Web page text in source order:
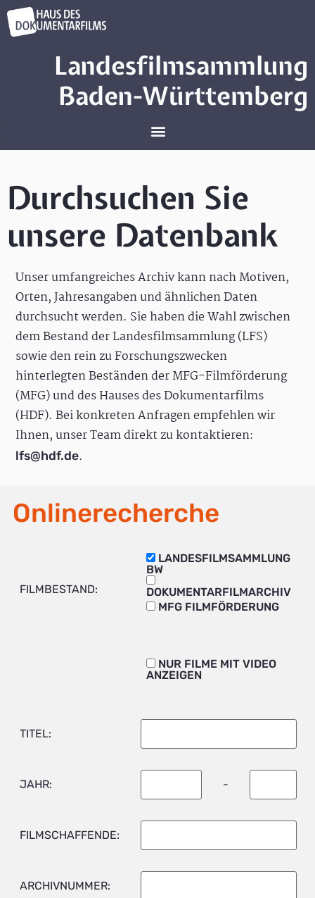
Landesfilmsammlung
Baden-Württemberg
Durchsuchen Sie
unsere Datenbank
Unser umfangreiches Archiv kann nach Motiven,
Orten, Jahresangaben und ähnlichen Daten
durchsucht werden. Sie haben die Wahl zwischen
dem Bestand der Landesfilmsammlung (LFS)
sowie den rein zu Forschungszwecken
hinterlegten Beständen der MFG-Filmförderung
(MFG) und des Hauses des Dokumentarfilms
(HDF). Bei konkreten Anfragen empfehlen wir
Ihnen, unser Team direkt zu kontaktieren:
lfs@hdf.de.
Onlinerecherche
FILMBESTAND:
LANDESFILMSAMMLUNG
BW
DOKUMENTARFILMARCHIV
MFG FILMFÖRDERUNG
NUR FILME MIT VIDEO
ANZEIGEN
TITEL:
JAHR: -
FILMSCHAFFENDE:
ARCHIVNUMMER: